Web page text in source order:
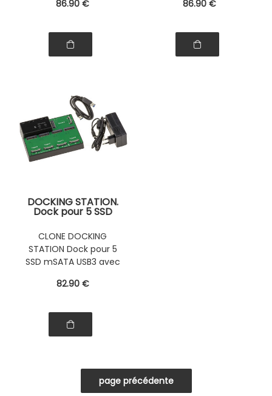
USB3 5G
86.90 €
CLONAGE
86.90 €
DOCKING STATION.
Dock pour 5 SSD
mSATA Liaison
USB3.0 AVEC
FONCTION
CLONAGE.
Alimentation
CLONE DOCKING
STATION Dock pour 5
SSD mSATA USB3 avec
82.90 €